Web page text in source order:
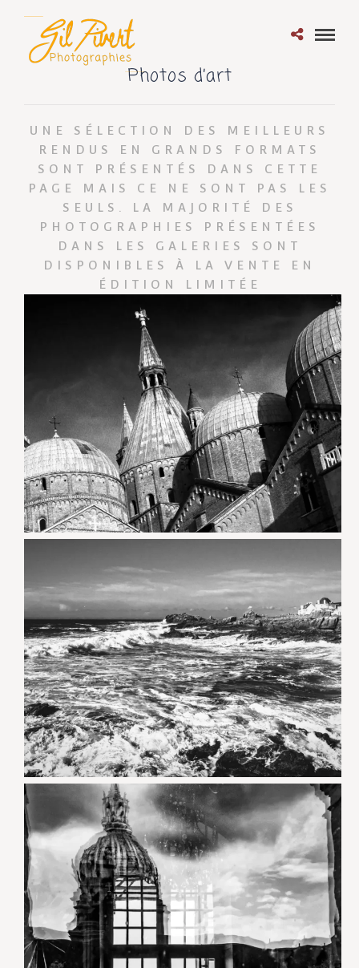
Photos d’art
UNE SÉLECTION DES MEILLEURS
RENDUS EN GRANDS FORMATS
SONT PRÉSENTÉS DANS CETTE
PAGE MAIS CE NE SONT PAS LES
SEULS. LA MAJORITÉ DES
PHOTOGRAPHIES PRÉSENTÉES
DANS LES GALERIES SONT
DISPONIBLES À LA VENTE EN
ÉDITION LIMITÉE